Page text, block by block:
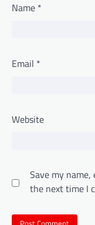
Name *
Email *
Website
Save my
the next time I